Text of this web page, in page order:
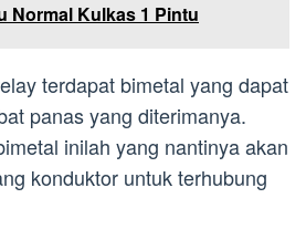
Normal Kulkas 1 Pintu
terdapat bimetal yang dapat
panas yang diterimanya.
inilah yang nantinya akan
konduktor untuk terhubung